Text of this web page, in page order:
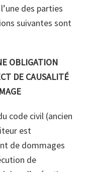
des parties
suivantes sont
OBLIGATION
DE CAUSALITÉ
code civil (ancien
est
de dommages
de